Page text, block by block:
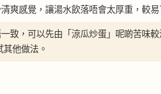
爽感覺，讓湯水飲落唔會太厚重，較易
致，可以先由「涼瓜炒蛋」呢啲苦味較
他做法。